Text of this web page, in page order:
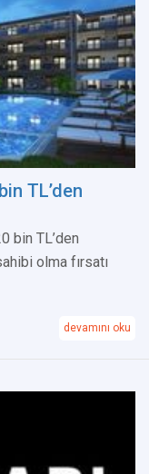
TL’den
bin TL’den
olma fırsatı
devamını oku